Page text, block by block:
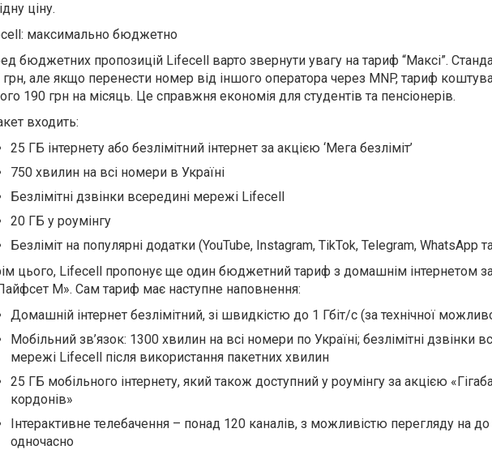
ціну.
максимально бюджетно
бюджетних пропозицій Lifecell варто звернути увагу на тариф “Максі”.
але якщо перенести номер від іншого оператора через MNP, тариф
190 грн на місяць. Це справжня економія для студентів та пенсіонерів.
входить:
25 ГБ інтернету або безлімітний інтернет за акцією ‘Мега безліміт’
750 хвилин на всі номери в Україні
Безлімітні дзвінки всередині мережі Lifecell
20 ГБ у роумінгу
Безліміт на популярні додатки (YouTube, Instagram, TikTok, Telegram, WhatsApp
цього, Lifecell пропонує ще один бюджетний тариф з домашнім інтернетом
М». Сам тариф має наступне наповнення:
Домашній інтернет безлімітний, зі швидкістю до 1 Гбіт/с (за технічної
Мобільний зв’язок: 1300 хвилин на всі номери по Україні; безлімітні дзвінки
мережі Lifecell після використання пакетних хвилин
25 ГБ мобільного інтернету, який також доступний у роумінгу за акцією
кордонів»
Інтерактивне телебачення – понад 120 каналів, з можливістю перегляду на
одночасно